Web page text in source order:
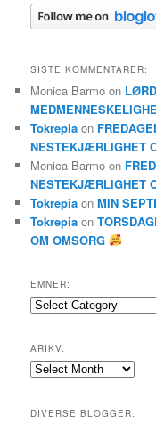
SISTE KOMMENTARER:
Monica Barmo on
Tokrepia on
NESTEKJÆRLIGHET
Monica Barmo on
NESTEKJÆRLIGHET
Tokrepia onMIN
Tokrepia on
OM OMSORG
EMNER:
Emner:
ARIKV:
Arikv:
DIVERSE BLOGGER: